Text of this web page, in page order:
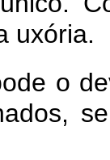
uxória.
o